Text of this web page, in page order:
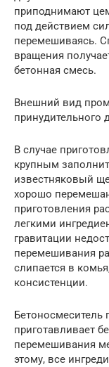
приподнимают
под действием
перемешиваясь.
вращения
бетонная смесь.
Внешний вид
принудительного
В случае
крупным
известняковый
хорошо
приготовления
легкими
гравитации
перемешивания
слипается в
консистенции.
Бетоносмеситель
приготавливает
перемешивания
этому, все